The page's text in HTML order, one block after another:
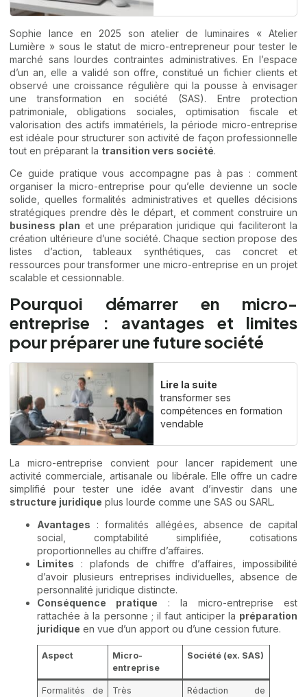
Sophie lance en 2025 son atelier de luminaires « Atelier
Lumière » sous le statut de micro-entrepreneur pour tester le
marché sans lourdes contraintes administratives. En l’espace
d’un an, elle a validé son offre, constitué un fichier clients et
observé une croissance régulière qui la pousse à envisager
une transformation en société (SAS). Entre protection
patrimoniale, obligations sociales, optimisation fiscale et
valorisation des actifs immatériels, la période micro-entreprise
est idéale pour structurer son activité de façon professionnelle
tout en préparant la transition vers société.
Ce guide pratique vous accompagne pas à pas : comment
organiser la micro-entreprise pour qu’elle devienne un socle
solide, quelles formalités administratives et quelles décisions
stratégiques prendre dès le départ, et comment construire un
business plan et une préparation juridique qui faciliteront la
création ultérieure d’une société. Chaque section propose des
listes d’action, tableaux synthétiques, cas concret et
ressources pour transformer une micro-entreprise en un projet
scalable et cessionnable.
Pourquoi démarrer en micro-
entreprise : avantages et limites
pour préparer une future société
Lire la suite
transformer ses
compétences en formation
vendable
La micro-entreprise convient pour lancer rapidement une
activité commerciale, artisanale ou libérale. Elle offre un cadre
simplifié pour tester une idée avant d’investir dans une
structure juridique plus lourde comme une SAS ou SARL.
Avantages : formalités allégées, absence de capital
social, comptabilité simplifiée, cotisations
proportionnelles au chiffre d’affaires.
Limites : plafonds de chiffre d’affaires, impossibilité
d’avoir plusieurs entreprises individuelles, absence de
personnalité juridique distincte.
Conséquence pratique : la micro-entreprise est
rattachée à la personne ; il faut anticiper la préparation
juridique en vue d’un apport ou d’une cession future.
Aspect
Micro-
entreprise
Société (ex. SAS)
Formalités de
Très
Rédaction de